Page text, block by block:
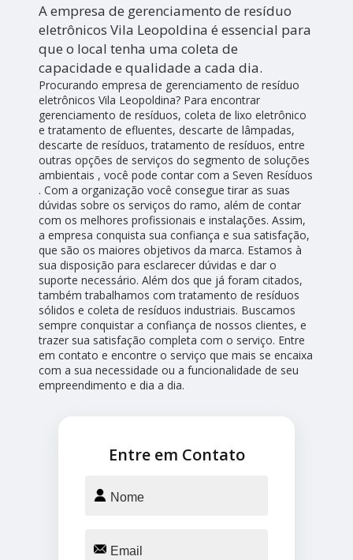
A empresa de gerenciamento de resíduo
eletrônicos Vila Leopoldina é essencial para
que o local tenha uma coleta de
capacidade e qualidade a cada dia.
Procurando empresa de gerenciamento de resíduo
eletrônicos Vila Leopoldina? Para encontrar
gerenciamento de resíduos, coleta de lixo eletrônico
e tratamento de efluentes, descarte de lâmpadas,
descarte de resíduos, tratamento de resíduos, entre
outras opções de serviços do segmento de soluções
ambientais , você pode contar com a Seven Resíduos
. Com a organização você consegue tirar as suas
dúvidas sobre os serviços do ramo, além de contar
com os melhores profissionais e instalações. Assim,
a empresa conquista sua confiança e sua satisfação,
que são os maiores objetivos da marca. Estamos à
sua disposição para esclarecer dúvidas e dar o
suporte necessário. Além dos que já foram citados,
também trabalhamos com tratamento de resíduos
sólidos e coleta de resíduos industriais. Buscamos
sempre conquistar a confiança de nossos clientes, e
trazer sua satisfação completa com o serviço. Entre
em contato e encontre o serviço que mais se encaixa
com a sua necessidade ou a funcionalidade de seu
empreendimento e dia a dia.
Entre em Contato